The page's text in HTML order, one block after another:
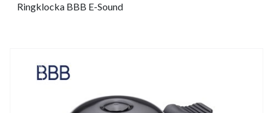
Ringklocka BBB E-Sound